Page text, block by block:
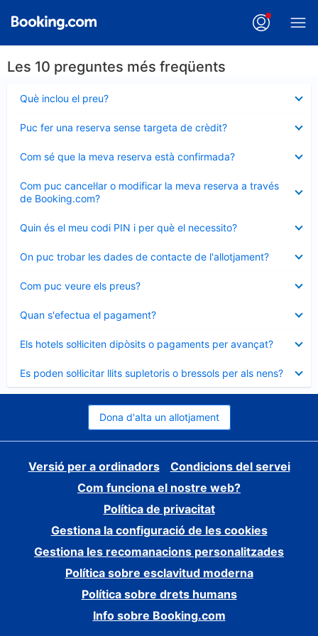
Les 10 preguntes més freqüents
Què inclou el preu?
tancat
Puc fer una reserva sense targeta de crèdit?
tancat
Com sé que la meva reserva està confirmada?
tancat
Com puc cancel·lar o modificar la meva reserva a través
de Booking.com?
tancat
Quin és el meu codi PIN i per què el necessito?
tancat
On puc trobar les dades de contacte de l'allotjament?
tancat
Com puc veure els preus?
tancat
Quan s'efectua el pagament?
tancat
Els hotels sol·liciten dipòsits o pagaments per avançat?
tancat
Es poden sol·licitar llits supletoris o bressols per als nens?
tancat
Dona d'alta un allotjament
Versió per a ordinadors
Condicions del servei
Com funciona el nostre web?
Política de privacitat
Gestiona la configuració de les cookies
Gestiona les recomanacions personalitzades
Política sobre esclavitud moderna
Política sobre drets humans
Info sobre Booking.com